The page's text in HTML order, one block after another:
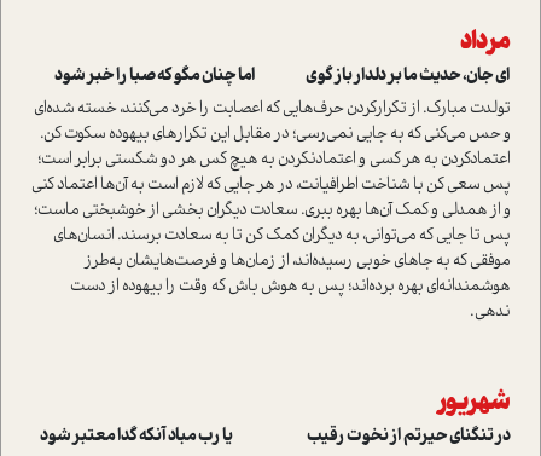
مرداد
ای جان، حدیث ما بر دلدار باز گوی اما چنان مگو که صبا را خبر شود
تولدت مبارک. از تکرار‌کردن حرف‌هایی که اعصابت را خرد می‌کنند، خسته شده‌ای
و حس می‌کنی که به جایی نمی‌رسی؛ در مقابل این تکرار‌های بیهوده سکوت کن.
اعتماد‌کردن به هر کسی و اعتماد‌نکردن به هیچ کس هر دو شکستی برابر است؛
پس سعی کن با شناخت اطرافیانت، در هر جایی که لازم است به آن‌ها اعتماد کنی
و از همدلی و کمک آن‌ها بهره ببری. سعادت دیگران بخشی از خوشبختی ماست؛
پس تا جایی که می‌توانی، به دیگران کمک کن تا به سعادت برسند. انسان‌های
موفقی که به جاهای خوبی رسیده‌اند، از زمان‌ها و فرصت‌هایشان به‌طرز
هوشمندانه‌ای بهره برده‌اند؛ پس به هوش باش که وقت را بیهوده از دست
ندهی.
شهریور
در تنگنای حیرتم از نخوت رقیب یا رب مباد آنکه گدا معتبر شود